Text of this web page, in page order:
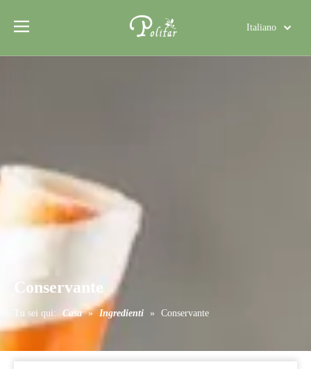
Italiano
Conservante
Tu sei qui: Casa » Ingredienti » Conservante